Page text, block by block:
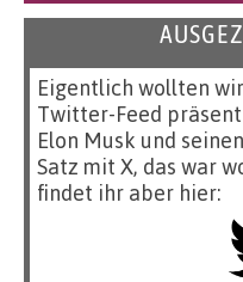
Eigentlich wollten
Twitter-Feed
Elon Musk und
Satz mit X, das war
findet ihr aber hier: